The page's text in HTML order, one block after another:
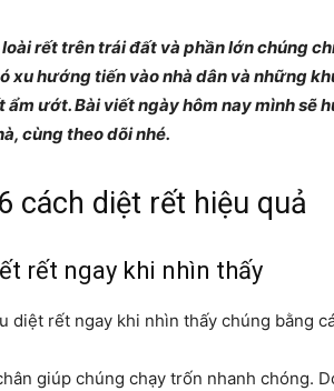
rết trên trái đất và phần lớn chúng
xu hướng tiến vào nhà dân và những
ướt. Bài viết ngày hôm nay mình sẽ
cùng theo dõi nhé.
cách diệt rết hiệu quả
rết ngay khi nhìn thấy
diệt rết ngay khi nhìn thấy chúng bằng
giúp chúng chạy trốn nhanh chóng.